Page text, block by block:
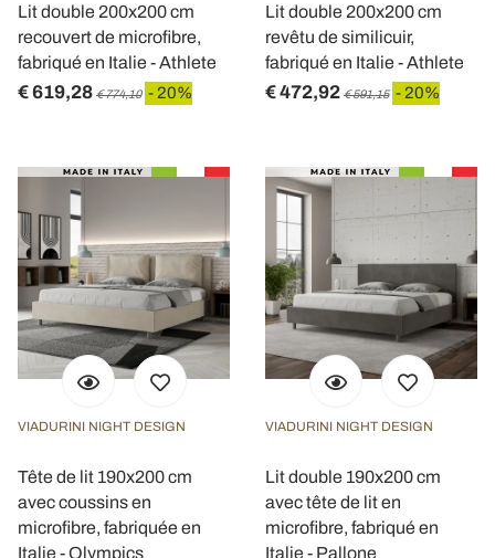
Lit double 200x200 cm
recouvert de microfibre,
fabriqué en Italie - Athlete
€ 619,28 € 774,10 - 20%
Lit double 200x200 cm
revêtu de similicuir,
fabriqué en Italie - Athlete
€ 472,92 € 591,15 - 20%
VIADURINI NIGHT DESIGN
Tête de lit 190x200 cm
avec coussins en
microfibre, fabriquée en
Italie - Olympics
VIADURINI NIGHT DESIGN
Lit double 190x200 cm
avec tête de lit en
microfibre, fabriqué en
Italie - Pallone